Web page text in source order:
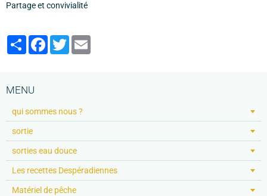
Partage et convivialité
PartagerFacebook
Twitter
MENU
qui sommes nous ?
sortie
sorties eau douce
Les recettes Despéradiennes
Matériel de pêche